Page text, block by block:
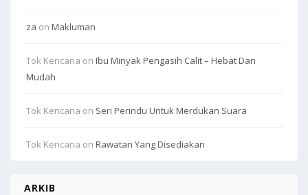
za on Makluman
Tok Kencana on Ibu Minyak Pengasih Calit – Hebat Dan
Mudah
Tok Kencana on Seri Perindu Untuk Merdukan Suara
Tok Kencana on Rawatan Yang Disediakan
ARKIB